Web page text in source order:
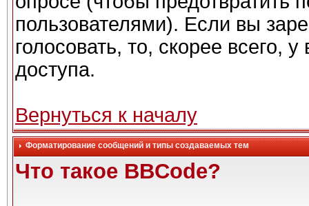
пользователями). Если вы
голосовать, то, скорее всего,
доступа.
Вернуться к началу
Форматирование сообщений и типы создаваемых тем
Что такое BBCode?